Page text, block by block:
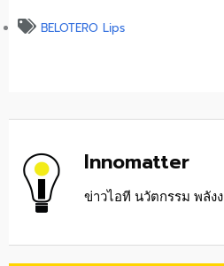
BELOTERO Lips
Innomatter
ข่าวไอที นวัตกรรม พลัง